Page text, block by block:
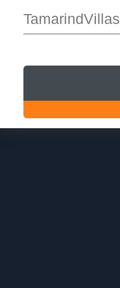
TamarindVillas